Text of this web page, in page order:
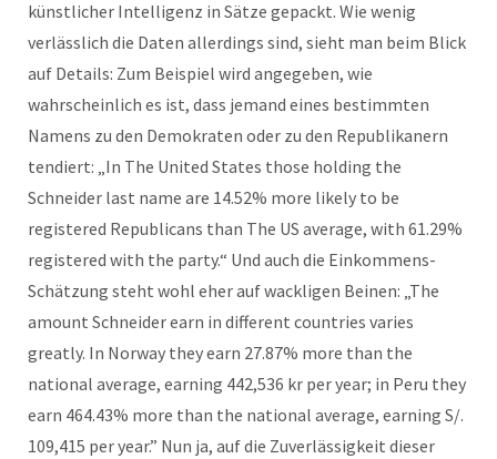
künstlicher Intelligenz in Sätze gepackt. Wie wenig
verlässlich die Daten allerdings sind, sieht man beim Blick
auf Details: Zum Beispiel wird angegeben, wie
wahrscheinlich es ist, dass jemand eines bestimmten
Namens zu den Demokraten oder zu den Republikanern
tendiert: „In The United States those holding the
Schneider last name are 14.52% more likely to be
registered Republicans than The US average, with 61.29%
registered with the party.“ Und auch die Einkommens-
Schätzung steht wohl eher auf wackligen Beinen: „The
amount Schneider earn in different countries varies
greatly. In Norway they earn 27.87% more than the
national average, earning 442,536 kr per year; in Peru they
earn 464.43% more than the national average, earning S/.
109,415 per year.” Nun ja, auf die Zuverlässigkeit dieser